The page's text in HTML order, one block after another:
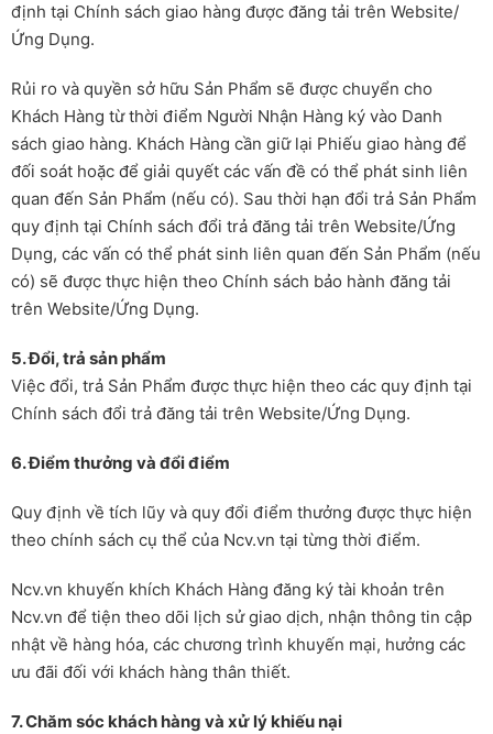
định tại Chính sách giao hàng được đăng tải trên Website/
Ứng Dụng.
Rủi ro và quyền sở hữu Sản Phẩm sẽ được chuyển cho
Khách Hàng từ thời điểm Người Nhận Hàng ký vào Danh
sách giao hàng. Khách Hàng cần giữ lại Phiếu giao hàng để
đối soát hoặc để giải quyết các vấn đề có thể phát sinh liên
quan đến Sản Phẩm (nếu có). Sau thời hạn đổi trả Sản Phẩm
quy định tại Chính sách đổi trả đăng tải trên Website/Ứng
Dụng, các vấn có thể phát sinh liên quan đến Sản Phẩm (nếu
có) sẽ được thực hiện theo Chính sách bảo hành đăng tải
trên Website/Ứng Dụng.
5. Đổi, trả sản phẩm
Việc đổi, trả Sản Phẩm được thực hiện theo các quy định tại
Chính sách đổi trả đăng tải trên Website/Ứng Dụng.
6. Điểm thưởng và đổi điểm
Quy định về tích lũy và quy đổi điểm thưởng được thực hiện
theo chính sách cụ thể của Ncv.vn tại từng thời điểm.
Ncv.vn khuyến khích Khách Hàng đăng ký tài khoản trên
Ncv.vn để tiện theo dõi lịch sử giao dịch, nhận thông tin cập
nhật về hàng hóa, các chương trình khuyến mại, hưởng các
ưu đãi đối với khách hàng thân thiết.
7. Chăm sóc khách hàng và xử lý khiếu nại